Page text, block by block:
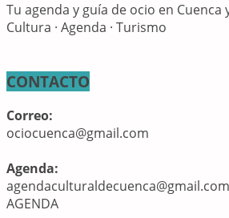
Tu agenda y guía de ocio en Cuenca
Cultura · Agenda · Turismo
CONTACTO
Correo:
ociocuenca@gmail.com
Agenda:
agendaculturaldecuenca@gmail.com
AGENDA